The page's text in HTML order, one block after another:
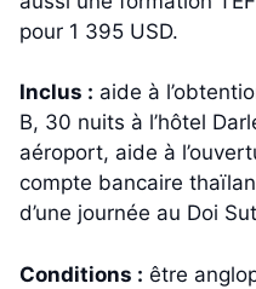
pour 1 395 USD.
Inclus : aide à
B, 30 nuits à l’hôtel
aéroport, aide à
compte bancaire
d’une journée au Doi
Conditions : être